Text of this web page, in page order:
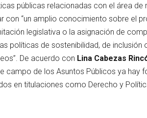
públicas relacionadas con el área de
con “un amplio conocimiento sobre el
legislativa o la asignación de
políticas de sostenibilidad, de inclusión
De acuerdo con Lina Cabezas
campo de los Asuntos Públicos ya hay
en titulaciones como Derecho y